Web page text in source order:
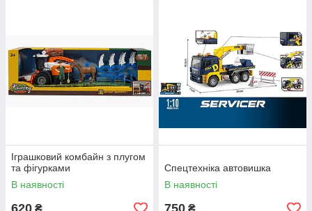
Іграшковий комбайн з плугом
та фігурками
В наявності
Спецтехніка автовишка
В наявності